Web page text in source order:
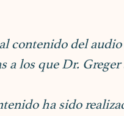
contenido del audio
a los que Dr. Greger
ha sido